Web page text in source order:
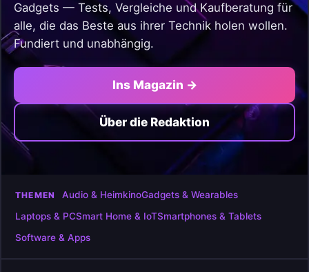
Gadgets — Tests, Vergleiche und Kaufberatung für
alle, die das Beste aus ihrer Technik holen wollen.
Fundiert und unabhängig.
Ins Magazin →
Über die Redaktion
THEMEN Audio & HeimkinoGadgets & Wearables
Laptops & PCSmart Home & IoTSmartphones & Tablets
Software & Apps